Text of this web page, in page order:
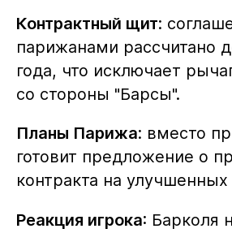
Контрактный щит:
парижанами рассчитано
года, что исключает
со стороны "Барсы".
Планы Парижа: вместо
готовит предложение о
контракта на улучшенных
Реакция игрока: Барколя